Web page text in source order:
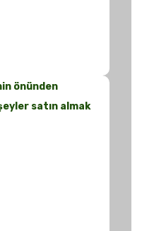
önünden
satın almak